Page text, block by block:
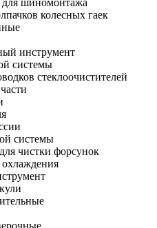
шиномонтажа
колесных гаек
инструмент
системы
стеклоочистителей
системы
чистки форсунок